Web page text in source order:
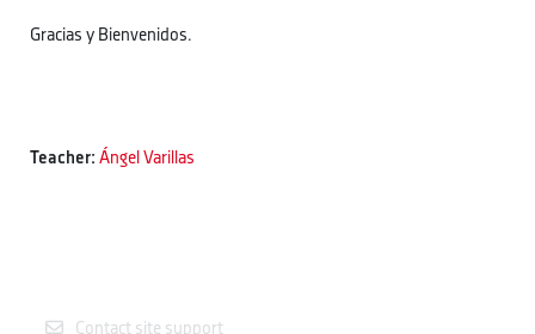
Gracias y Bienvenidos.
Teacher: Ángel Varillas
Contact site support